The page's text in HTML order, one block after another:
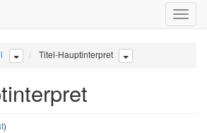
Toggle
Titel-Hauptinterpret
)